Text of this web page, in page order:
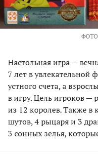
ФОТО
Настольная игра —
7 лет в увлекательной
устного счета, а
в игру. Цель игроков —
из 12 королев. Также в
шутов, 4 рыцаря и 3
3 сонных зелья,